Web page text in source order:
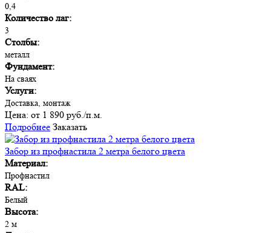
0,4
Количество лаг:
3
Столбы:
металл
Фундамент:
На сваях
Услуги:
Доставка, монтаж
Цена: от 1 890 руб./п.м.
Подробнее Заказать
Забор из профнастила 2 метра белого цвета
Материал:
Профнастил
RAL:
Белый
Высота:
2 м